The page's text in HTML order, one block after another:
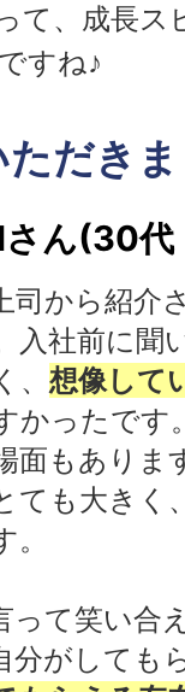
て、成長ス
すね♪
だき
ん(30代
司から紹介
入社前に聞
、想像して
かったです
面もありま
ても大きく
って笑い合
分がしても